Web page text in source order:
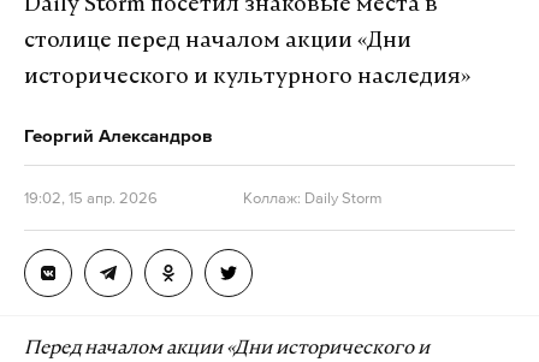
Daily Storm посетил знаковые места в
столице перед началом акции «Дни
исторического и культурного наследия»
Георгий Александров
19:02, 15 апр. 2026 Коллаж: Daily Storm
Перед началом акции «Дни исторического и